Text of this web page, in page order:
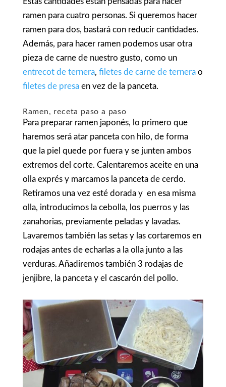
ramen para cuatro personas. Si queremos hacer
ramen para dos, bastará con reducir cantidades.
Además, para hacer ramen podemos usar otra
pieza de carne de nuestro gusto, como un
entrecot de ternera, filetes de carne de ternerao
filetes de presaen vez de la panceta.
Ramen, receta paso a paso
Para preparar ramen japonés, lo primero que
haremos será atar panceta con hilo, de forma
que la piel quede por fuera y se junten ambos
extremos del corte. Calentaremos aceite en una
olla exprés y marcamos la panceta de cerdo.
Retiramos una vez esté dorada y en esa misma
olla, introducimos la cebolla, los puerros y las
zanahorias, previamente peladas y lavadas.
Lavaremos también las setas y las cortaremos en
rodajas antes de echarlas a la olla junto a las
verduras. Añadiremos también 3 rodajas de
jenjibre, la panceta y el cascarón del pollo.